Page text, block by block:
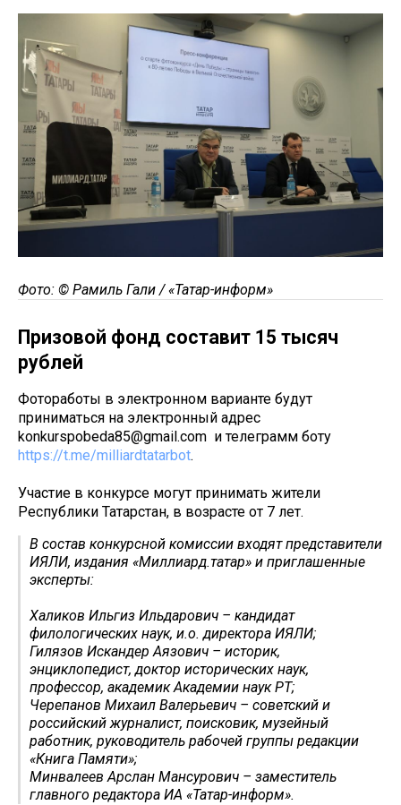
Фото: © Рамиль Гали / «Татар-информ»
Призовой фонд составит 15 тысяч
рублей
Фотоработы в электронном варианте будут
приниматься на электронный адрес
konkurspobeda85@gmail.com и телеграмм боту
https://t.me/milliardtatarbot.
Участие в конкурсе могут принимать жители
Республики Татарстан, в возрасте от 7 лет.
В состав конкурсной комиссии входят представители
ИЯЛИ, издания «Миллиард.татар» и приглашенные
эксперты:
Халиков Ильгиз Ильдарович – кандидат
филологических наук, и.о. директора ИЯЛИ;
Гилязов Искандер Аязович – историк,
энциклопедист, доктор исторических наук,
профессор, академик Академии наук РТ;
Черепанов Михаил Валерьевич – советский и
российский журналист, поисковик, музейный
работник, руководитель рабочей группы редакции
«Книга Памяти»;
Минвалеев Арслан Мансурович – заместитель
главного редактора ИА «Татар-информ».